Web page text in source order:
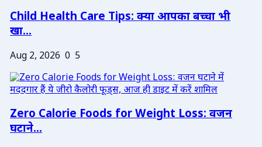
Child Health Care Tips: क्या आपका बच्चा भी
खा...
Aug 2, 2026 0 5
Zero Calorie Foods for Weight Loss: वजन
घटाने...